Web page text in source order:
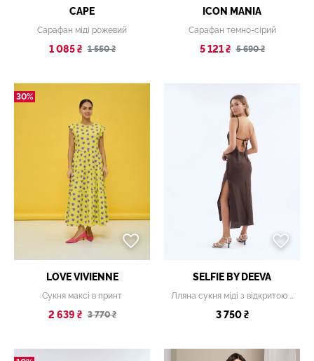
CAPE
Сарафан міді рожевий
1 085 ₴ 1 550 ₴
ICON MANIA
Сарафан темно-сірий
5 121 ₴ 5 690 ₴
30%
LOVE VIVIENNE
Сукня максі в принт
2 639 ₴ 3 770 ₴
SELFIE BY DEEVA
Лляна сукня міді з відкритою спинкою коричнева
3 750 ₴